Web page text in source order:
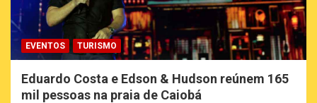
EVENTOS TURISMO
Eduardo Costa e Edson & Hudson reúnem 165
mil pessoas na praia de Caiobá